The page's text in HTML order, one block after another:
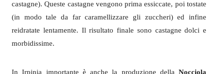
castagne). Queste castagne vengono prima essiccate, poi tostate
(in modo tale da far caramellizzare gli zuccheri) ed infine
reidratate lentamente. Il risultato finale sono castagne dolci e
morbidissime.
In Irpinia importante è anche la produzione della Nocciola